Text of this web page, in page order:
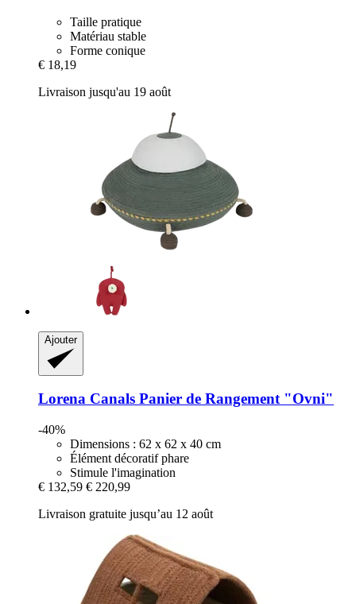
Taille pratique
Matériau stable
Forme conique
€ 18,19
Livraison jusqu'au 19 août
Ajouter
Lorena Canals Panier de Rangement "Ovni"
-40%
Dimensions : 62 x 62 x 40 cm
Élément décoratif phare
Stimule l'imagination
€ 132,59 € 220,99
Livraison gratuite jusqu’au 12 août